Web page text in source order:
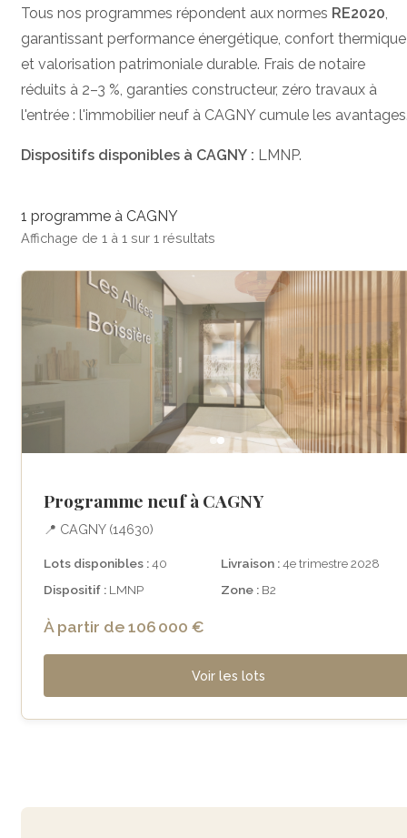
Tous nos programmes répondent aux normes RE2020,
garantissant performance énergétique, confort thermique
et valorisation patrimoniale durable. Frais de notaire
réduits à 2–3 %, garanties constructeur, zéro travaux à
l'entrée : l'immobilier neuf à CAGNY cumule les
Dispositifs disponibles à CAGNY : LMNP.
1 programme à CAGNY
Affichage de 1 à 1 sur 1 résultats
Programme neuf à CAGNY
📍 CAGNY (14630)
Lots disponibles :40 Livraison :4e trimestre 2028
Dispositif : LMNP Zone : B2
À partir de 106 000 €
Voir les lots